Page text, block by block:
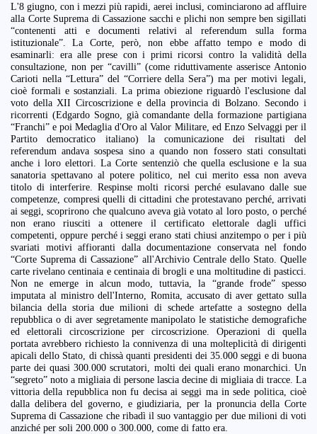
L'8 giugno, con i mezzi più rapidi, aerei inclusi, cominciarono ad affluire
alla Corte Suprema di Cassazione sacchi e plichi non sempre ben sigillati
“contenenti atti e documenti relativi al referendum sulla forma
istituzionale”. La Corte, però, non ebbe affatto tempo e modo di
esaminarli: era alle prese con i primi ricorsi contro la validità della
consultazione, non per “cavilli” (come riduttivamente asserisce Antonio
Carioti nella “Lettura” del “Corriere della Sera”) ma per motivi legali,
cioè formali e sostanziali. La prima obiezione riguardò l'esclusione dal
voto della XII Circoscrizione e della provincia di Bolzano. Secondo i
ricorrenti (Edgardo Sogno, già comandante della formazione partigiana
“Franchi” e poi Medaglia d'Oro al Valor Militare, ed Enzo Selvaggi per il
Partito democratico italiano) la comunicazione dei risultati del
referendum andava sospesa sino a quando non fossero stati consultati
anche i loro elettori. La Corte sentenziò che quella esclusione e la sua
sanatoria spettavano al potere politico, nel cui merito essa non aveva
titolo di interferire. Respinse molti ricorsi perché esulavano dalle sue
competenze, compresi quelli di cittadini che protestavano perché, arrivati
ai seggi, scoprirono che qualcuno aveva già votato al loro posto, o perché
non erano riusciti a ottenere il certificato elettorale dagli uffici
competenti, oppure perché i seggi erano stati chiusi anzitempo o per i più
svariati motivi affioranti dalla documentazione conservata nel fondo
“Corte Suprema di Cassazione” all'Archivio Centrale dello Stato. Quelle
carte rivelano centinaia e centinaia di brogli e una moltitudine di pasticci.
Non ne emerge in alcun modo, tuttavia, la “grande frode” spesso
imputata al ministro dell'Interno, Romita, accusato di aver gettato sulla
bilancia della storia due milioni di schede artefatte a sostegno della
repubblica o di aver segretamente manipolato le statistiche demografiche
ed elettorali circoscrizione per circoscrizione. Operazioni di quella
portata avrebbero richiesto la connivenza di una molteplicità di dirigenti
apicali dello Stato, di chissà quanti presidenti dei 35.000 seggi e di buona
parte dei quasi 300.000 scrutatori, molti dei quali erano monarchici. Un
“segreto” noto a migliaia di persone lascia decine di migliaia di tracce. La
vittoria della repubblica non fu decisa ai seggi ma in sede politica, cioè
dalla delibera del governo, e giudiziaria, per la pronuncia della Corte
Suprema di Cassazione che ribadì il suo vantaggio per due milioni di voti
anziché per soli 200.000 o 300.000, come di fatto era.